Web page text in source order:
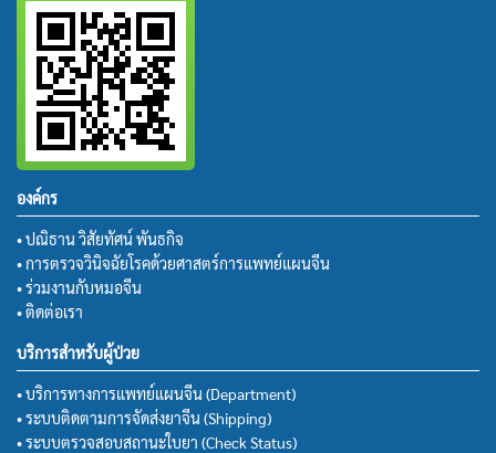
องค์กร
• ปณิธาน วิสัยทัศน์ พันธกิจ
• การตรวจวินิจฉัยโรคด้วยศาสตร์การแพทย์แผนจีน
• ร่วมงานกับหมอจีน
• ติดต่อเรา
บริการสำหรับผู้ป่วย
• บริการทางการแพทย์แผนจีน (Department)
• ระบบติดตามการจัดส่งยาจีน (Shipping)
• ระบบตรวจสอบสถานะใบยา (Check Status)